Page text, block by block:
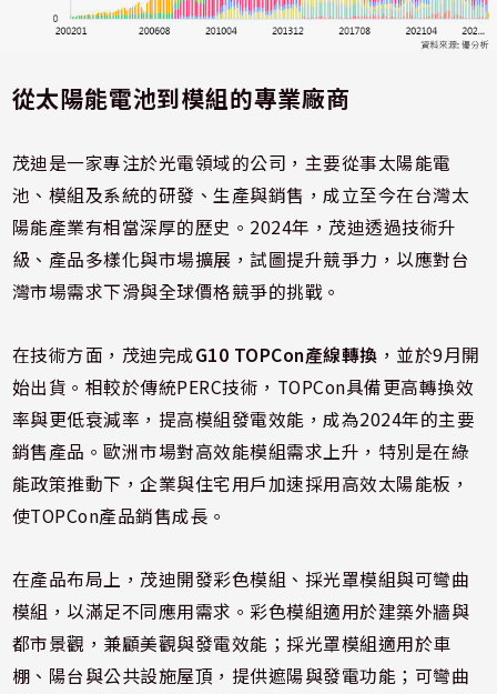
從太陽能電池到模組的專業廠商
茂迪是一家專注於光電領域的公司，主要從事太陽能電
池、模組及系統的研發、生產與銷售，成立至今在台灣太
陽能產業有相當深厚的歷史。2024年，茂迪透過技術升
級、產品多樣化與市場擴展，試圖提升競爭力，以應對台
灣市場需求下滑與全球價格競爭的挑戰。
在技術方面，茂迪完成G10 TOPCon產線轉換 ，並於9月開
始出貨。相較於傳統PERC技術，TOPCon具備更高轉換效
率與更低衰減率，提高模組發電效能，成為2024年的主要
銷售產品。歐洲市場對高效能模組需求上升，特別是在綠
能政策推動下，企業與住宅用戶加速採用高效太陽能板，
使TOPCon產品銷售成長。
在產品布局上，茂迪開發彩色模組、採光罩模組與可彎曲
模組，以滿足不同應用需求。彩色模組適用於建築外牆與
都市景觀，兼顧美觀與發電效能；採光罩模組適用於車
棚、陽台與公共設施屋頂，提供遮陽與發電功能；可彎曲